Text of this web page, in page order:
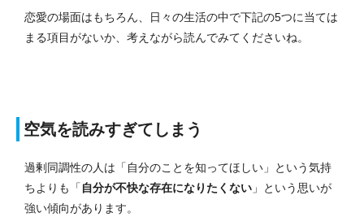
恋愛の場面はもちろん、日々の生活の中で下記の5つに当ては
まる項目がないか、考えながら読んでみてくださいね。
空気を読みすぎてしまう
過剰同調性の人は「自分のことを知ってほしい」という気持
ちよりも「 自分が不快な存在になりたくない 」という思いが
強い傾向があります。